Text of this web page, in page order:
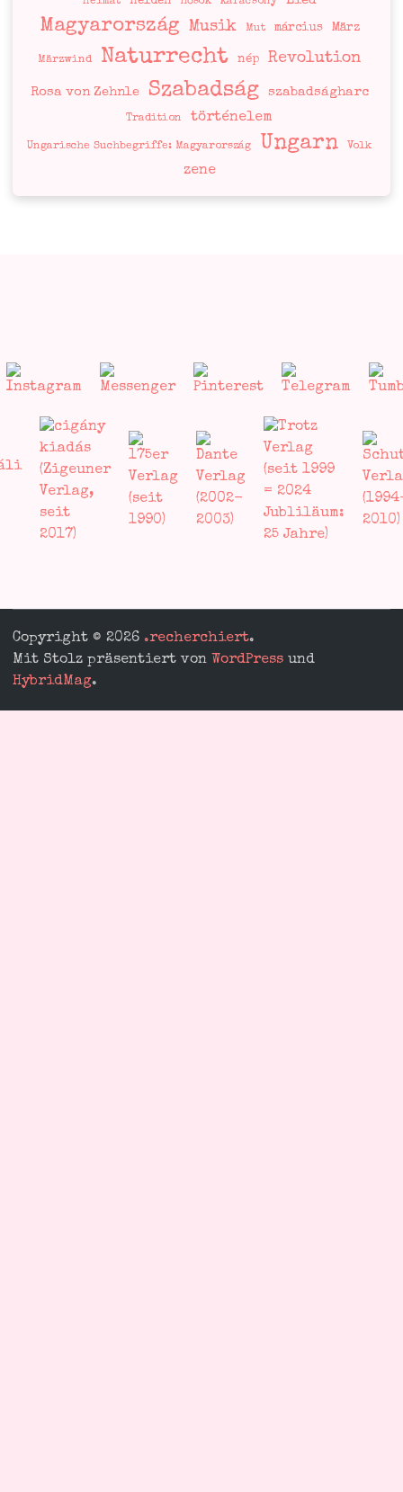
Magyarország Musik Mut március März
Märzwind Naturrecht nép Revolution
Rosa von Zehnle Szabadság szabadságharc
Tradition történelem
Ungarische Suchbegriffe: Magyarország Ungarn Volk
zene
Copyright © 2026 .recherchiert.
Mit Stolz präsentiert von WordPress und
HybridMag.